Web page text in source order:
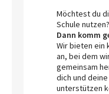
Möchtest du
Schule nutzen?
Dann komm
Wir bieten ein
an, bei dem
gemeinsam
dich und
unterstützen